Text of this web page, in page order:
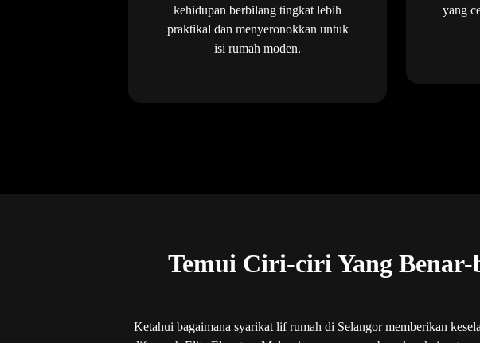
kehidupan berbilang tingkat lebih
praktikal dan menyeronokkan untuk
isi rumah moden.
yang
Temui Ciri-ciri Yang
Ketahui bagaimana syarikat lif rumah di Selangor memberikan